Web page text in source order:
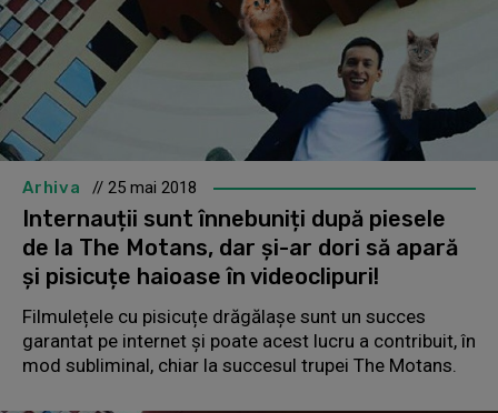
Arhiva // 25 mai 2018
Internauții sunt înnebuniți după piesele
de la The Motans, dar și-ar dori să apară
și pisicuțe haioase în videoclipuri!
Filmulețele cu pisicuțe drăgălașe sunt un succes
garantat pe internet și poate acest lucru a contribuit, în
mod subliminal, chiar la succesul trupei The Motans.